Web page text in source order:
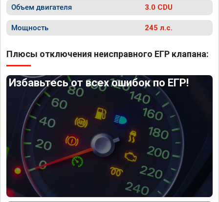
Объем двигателя 3.0 CDU
Мощность 245 л.с.
Плюсы отключения неисправного ЕГР клапана:
Избавьтесь от всех ошибок по ЕГР!